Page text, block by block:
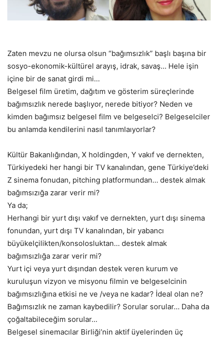
Zaten mevzu ne olursa olsun “bağımsızlık” başlı başına bir
sosyo-ekonomik-kültürel arayış, idrak, savaş… Hele işin
içine bir de sanat girdi mi…
Belgesel film üretim, dağıtım ve gösterim süreçlerinde
bağımsızlık nerede başlıyor, nerede bitiyor? Neden ve
kimden bağımsız belgesel film ve belgeselci? Belgeselciler
bu anlamda kendilerini nasıl tanımlaıyorlar?
Kültür Bakanlığından, X holdingden, Y vakıf ve dernekten,
Türkiyedeki her hangi bir TV kanalından, gene Türkiye’deki
Z sinema fonudan, pitching platformundan… destek almak
bağımsızığa zarar verir mi?
Ya da;
Herhangi bir yurt dışı vakıf ve dernekten, yurt dışı sinema
fonundan, yurt dışı TV kanalından, bir yabancı
büyükelçilikten/konsolosluktan… destek almak
bağımsızlığa zarar verir mi?
Yurt içi veya yurt dışından destek veren kurum ve
kuruluşun vizyon ve misyonu filmin ve belgeselcinin
bağımsızlığına etkisi ne ve /veya ne kadar? İdeal olan ne?
Bağımsızlık ne zaman kaybedilir? Sorular sorular… Daha da
çoğaltabileceğim sorular…
Belgesel sinemacılar Birliği’nin aktif üyelerinden üç